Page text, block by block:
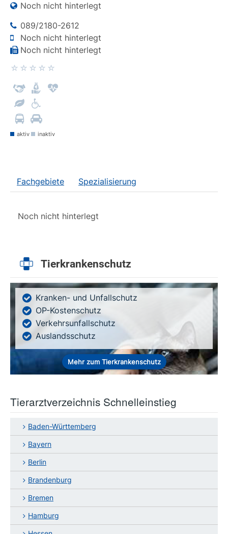
Noch nicht hinterlegt
089/2180-2612
Noch nicht hinterlegt
Noch nicht hinterlegt
aktiv inaktiv
Fachgebiete Spezialisierung
Noch nicht hinterlegt
Tierkrankenschutz
Kranken- und Unfallschutz
OP-Kostenschutz
Verkehrsunfallschutz
Auslandsschutz
Mehr zum Tierkrankenschutz
Tierarztverzeichnis Schnelleinstieg
Baden-Württemberg
Bayern
Berlin
Brandenburg
Bremen
Hamburg